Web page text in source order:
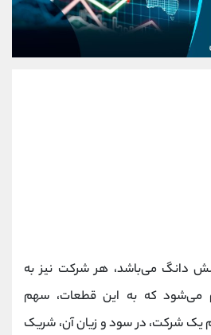
دانگ می‌باشد، هر شرکت نیز به
می‌شود که به این قطعات، سهم
یک شرکت، در سود و زیان آن، شریک
09304891085
شروع گفتگو
@Armteam_admin_103
021-22021030
90001030
@alireza.mehrabii